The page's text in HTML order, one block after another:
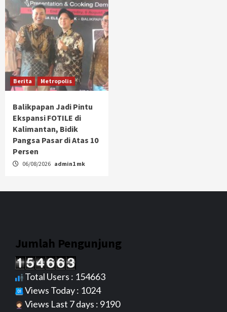
Berita Metropolis
Balikpapan Jadi Pintu
Ekspansi FOTILE di
Kalimantan, Bidik
Pangsa Pasar di Atas 10
Persen
06/08/2026 admin1 mk
Jumlah Pengunjung
Total Users : 154663
Views Today : 1024
Views Last 7 days : 9190